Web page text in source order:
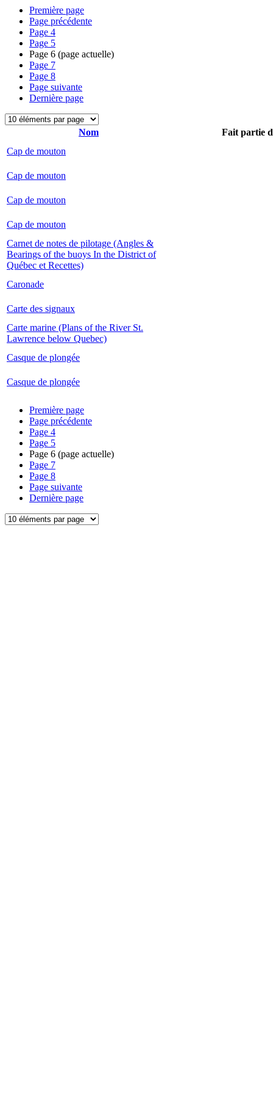
Première page
Page précédente
Page 4
Page 5
Page 6 (page actuelle)
Page 7
Page 8
Page suivante
Dernière page
Nom
Fait partie
Cap de mouton
Cap de mouton
Cap de mouton
Cap de mouton
Carnet de notes de pilotage (Angles &
Bearings of the buoys In the District of
Québec et Recettes)
Caronade
Carte des signaux
Carte marine (Plans of the River St.
Lawrence below Quebec)
Casque de plongée
Casque de plongée
Première page
Page précédente
Page 4
Page 5
Page 6 (page actuelle)
Page 7
Page 8
Page suivante
Dernière page